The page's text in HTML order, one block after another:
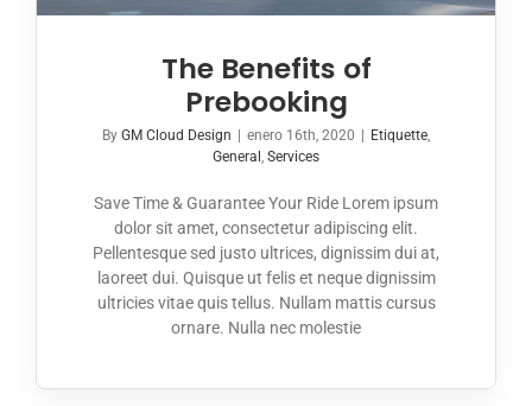
The Benefits of
Prebooking
By GM Cloud Design enero 16th, 2020 Etiquette,
General , Services
Save Time & Guarantee Your Ride Lorem ipsum
dolor sit amet, consectetur adipiscing elit.
Pellentesque sed justo ultrices, dignissim dui at,
laoreet dui. Quisque ut felis et neque dignissim
ultricies vitae quis tellus. Nullam mattis cursus
ornare. Nulla nec molestie